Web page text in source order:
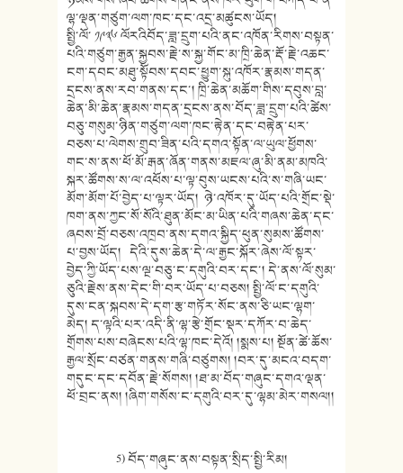
ལྷ་ལྡན་གཙུག་ལག་ཁང་དང་འདྲ་མཚུངས་ཡོད།
སྤྱི་ལོ་ ༡༩༣༦ ལོརའིབོད་ཟླ་དྲུག་པའི་ནང་འཁོན་རིགས་བསྟན་
པའི་གཙུག་རྒྱན་སྐྱབས་རྗེ་ས་སྐྱ་གོང་མ་ཁྲི་ཆེན་རྡོ་རྗེ་འཆང་
ངག་དབང་མཐུ་སྟོབས་དབང་ཕྱུག་སྐུ་འཁོར་རྣམས་གདན་
དྲངས་ནས་རབ་གནས་དང་། ཁྲི་ཆེན་མཆོག་གིས་དབུས་བླ་
ཆེན་མི་ཆེན་རྣམས་གདན་དྲངས་ནས་བོད་ཟླ་དྲུག་པའི་ཚེས་
བཅུ་གསུམ་ཉིན་གཙུག་ལག་ཁང་རྟེན་དང་བརྟེན་པར་
བཅས་པ་ལེགས་གྲུབ་ཟིན་པའི་དགའ་སྟོན་ལ་ཡུལ་ཕྱོགས་
གང་ས་ནས་ཕོ་མོ་རྒན་ཞོན་གནས་མཇལ་ཞུ་མི་ནམ་མཁའི་
སྐར་ཚོགས་ས་ལ་འཕོས་པ་ལྟ་བུས་ཡངས་པའི་ས་གཞི་ཡང་
མོག་མོག་པོ་བྱེད་པ་ལྟར་ཡོད། ཉེ་འཁོར་དུ་ཡོད་པའི་གྲོང་སྡེ་
ཁག་ནས་ཀྱང་སོ་སོའི་ཐུན་མོང་མ་ཡིན་པའི་གཞས་ཆེན་དང་
ཞབས་བྲོ་བཅས་འཁྲབ་ནས་དགའ་སྐྱིད་ཕུན་སུམས་ཚོགས་
པ་བྱས་ཡོད། དེའི་དུས་ཆེན་དེ་ལ་རྒྱང་སྐོར་ཞེས་ལོ་སྟར་
བྱེད་ཀྱི་ཡོད་པས་ལྔ་བཅུ་ང་དགུའི་བར་དང་། དེ་ནས་ལོ་སུམ་
ཅུའི་རྗེས་ནས་དེང་གི་བར་ཡོད་པ་བཅས། སྤྱི་ལོ་ང་དགུའི་
དུས་ངན་སྐབས་དེ་དག་རྩ་གཏོར་སོང་ནས་ཅི་ཡང་ལྷག་
མེད། ད་ལྟའི་པར་འདི་ནི་ལྷ་རྩེ་གྲོང་སྡར་དཀོར་བ་ཆེད་
གྲོགས་པས་བཞེངས་པའི་ལྷ་ཁང་དེའོ། །སྨས་པ། སྔོན་ཚེ་ཆོས་
རྒྱལ་སྲོང་བཙན་གནས་གཞི་བཙུགས། །བར་དུ་མངའ་བདག་
གདུང་དང་དབོན་རྗེ་སོགས། །ཐ་མ་བོད་གཞུང་དགའ་ལྡན་
ཕོ་བྲང་ནས། །ཞིག་གསོས་ང་དགུའི་བར་དུ་ལྷམ་མེར་གསལ།།
5) བོད་གཞུང་ནས་བསྟན་སྲིད་སྤྱི་རིམ།